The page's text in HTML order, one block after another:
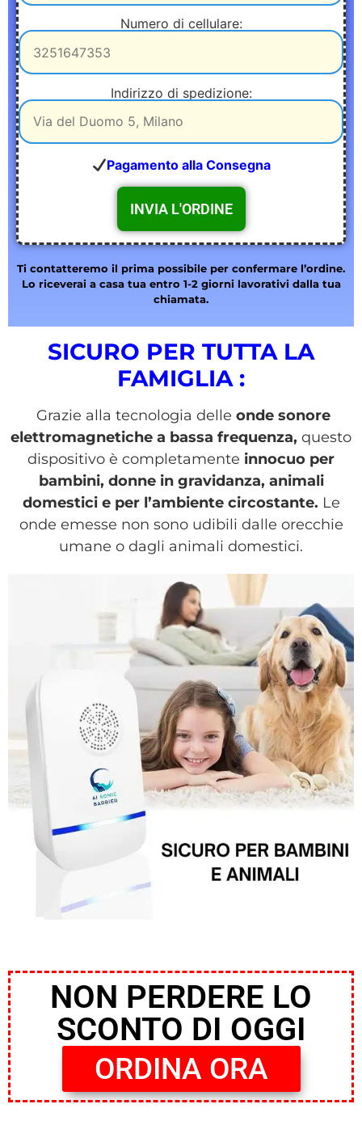
Numero di cellulare:
Indirizzo di spedizione:
Pagamento alla Consegna
Ti contatteremo il prima possibile per confermare l’ordine.
Lo riceverai a casa tua entro 1-2 giorni lavorativi dalla tua
chiamata.
SICURO PER TUTTA LA
FAMIGLIA:
Grazie alla tecnologia delle onde sonore
elettromagnetiche a bassa frequenza, questo
dispositivo è completamente innocuo per
bambini, donne in gravidanza, animali
domestici e per l’ambiente circostante. Le
onde emesse non sono udibili dalle orecchie
umane o dagli animali domestici.
NON PERDERE LO
SCONTO DI OGGI
ORDINA ORA